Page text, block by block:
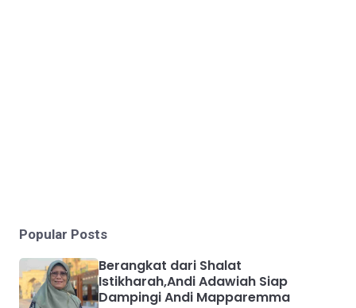
Popular Posts
Berangkat dari Shalat
Istikharah,Andi Adawiah Siap
Dampingi Andi Mapparemma